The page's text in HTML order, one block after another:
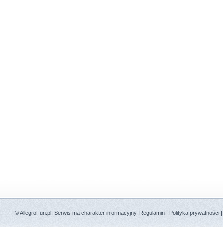
©AllegroFun.pl . Serwis ma charakter informacyjny. Regulamin | Polityka prywatności |